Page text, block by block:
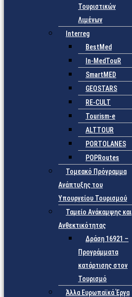
Τουριστικών
Λιμένων
Interreg
BestMed
In-MedTouR
SmartMED
GEOSTARS
RE-CULT
Tourism-e
ALTTOUR
PORTOLANES
POPRoutes
Τομεακό Πρόγραμμα
Ανάπτυξης του
Υπουργείου Τουρισμού
Ταμείο Ανάκαμψης και
Ανθεκτικότητας
Δράση 16921 –
Προγράμματα
κατάρτισης στον
Τουρισμό
Άλλα Ευρωπαϊκά Έργα